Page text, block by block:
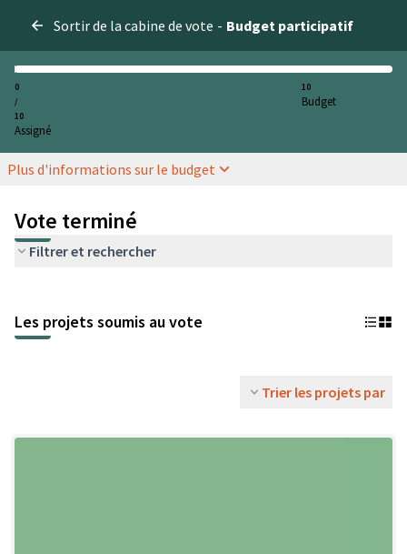
Sortir de la cabine de vote - Budget participatif
0
/
10
Assigné
10
Budget
Plus d'informations sur le budget
Vote terminé
Filtrer et rechercher
Les projets soumis au vote
Trier les projets par